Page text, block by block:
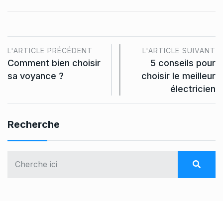
L'ARTICLE PRÉCÉDENT
Comment bien choisir
sa voyance ?
L'ARTICLE SUIVANT
5 conseils pour
choisir le meilleur
électricien
Recherche